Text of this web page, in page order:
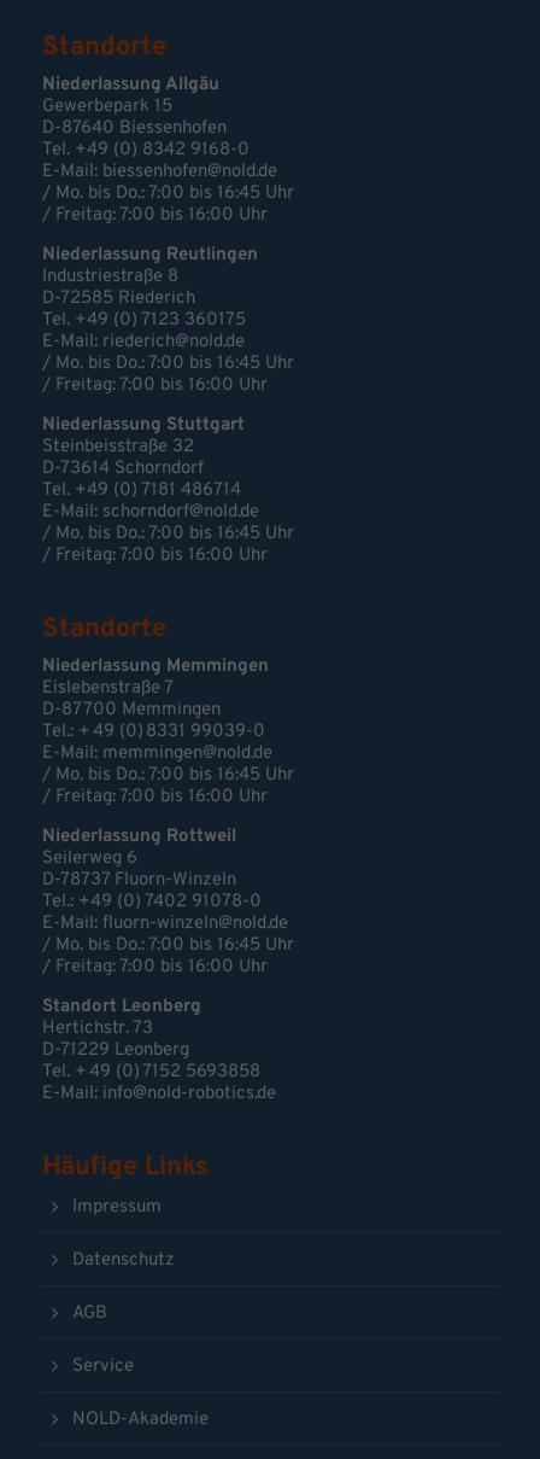
Standorte
Niederlassung Allgäu
Gewerbepark 15
D-87640 Biessenhofen
Tel. +49 (0) 8342 9168-0
E-Mail: biessenhofen@nold.de
/ Mo. bis Do.: 7:00 bis 16:45 Uhr
/ Freitag: 7:00 bis 16:00 Uhr
Niederlassung Reutlingen
Industriestraße 8
D-72585 Riederich
Tel. +49 (0) 7123 360175
E-Mail: riederich@nold.de
/ Mo. bis Do.: 7:00 bis 16:45 Uhr
/ Freitag: 7:00 bis 16:00 Uhr
Niederlassung Stuttgart
Steinbeisstraße 32
D-73614 Schorndorf
Tel. +49 (0) 7181 486714
E-Mail: schorndorf@nold.de
/ Mo. bis Do.: 7:00 bis 16:45 Uhr
/ Freitag: 7:00 bis 16:00 Uhr
Standorte
Niederlassung Memmingen
Eislebenstraße 7
D-87700 Memmingen
Tel.: + 49 (0) 8331 99039-0
E-Mail: memmingen@nold.de
/ Mo. bis Do.: 7:00 bis 16:45 Uhr
/ Freitag: 7:00 bis 16:00 Uhr
Niederlassung Rottweil
Seilerweg 6
D-78737 Fluorn-Winzeln
Tel.: +49 (0) 7402 91078-0
E-Mail: fluorn-winzeln@nold.de
/ Mo. bis Do.: 7:00 bis 16:45 Uhr
/ Freitag: 7:00 bis 16:00 Uhr
Standort Leonberg
Hertichstr. 73
D-71229 Leonberg
Tel. + 49 (0) 7152 5693858
E-Mail: info@nold-robotics.de
Häufige Links
Impressum
Datenschutz
AGB
Service
NOLD-Akademie